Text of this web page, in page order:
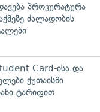
პროკურატურა
ძალადობის
Card-ისა და
ქუთაისში
ტარიფით